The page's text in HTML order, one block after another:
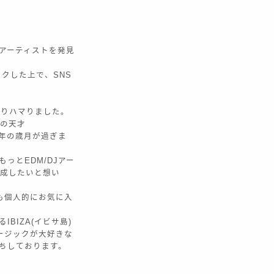
ーティストを発見
した上で、SNS
ハマりました。
天才
の歳月が過ぎま
っとEDM/DJアー
したいと想い
人的にお気に入
IBIZA(イビサ島)
ジックが大好きな
しております。